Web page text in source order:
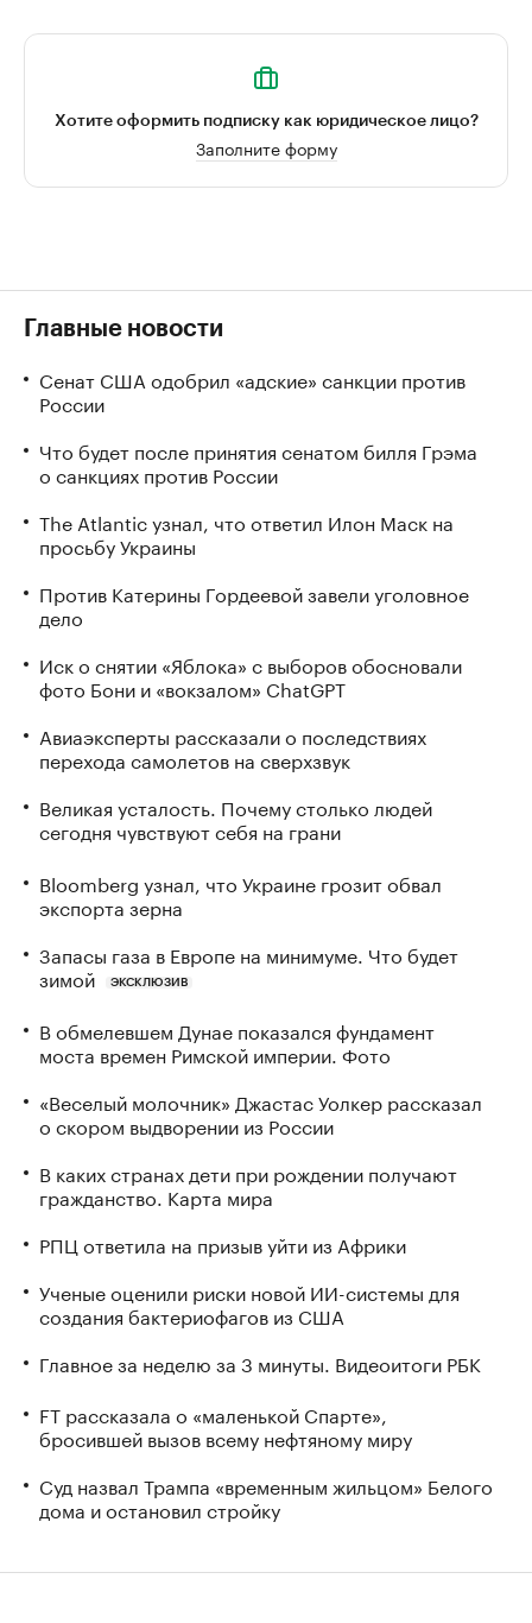
Хотите оформить подписку как юридическое лицо?
Заполните форму
Главные новости
Сенат США одобрил «адские» санкции против
России
Что будет после принятия сенатом билля Грэма
о санкциях против России
The Atlantic узнал, что ответил Илон Маск на
просьбу Украины
Против Катерины Гордеевой завели уголовное
дело
Иск о снятии «Яблока» с выборов обосновали
фото Бони и «вокзалом» ChatGPT
Авиаэксперты рассказали о последствиях
перехода самолетов на сверхзвук
Великая усталость. Почему столько людей
сегодня чувствуют себя на грани
Bloomberg узнал, что Украине грозит обвал
экспорта зерна
Запасы газа в Европе на минимуме. Что будет
зимой
ЭКСКЛЮЗИВ
В обмелевшем Дунае показался фундамент
моста времен Римской империи. Фото
«Веселый молочник» Джастас Уолкер рассказал
о скором выдворении из России
В каких странах дети при рождении получают
гражданство. Карта мира
РПЦ ответила на призыв уйти из Африки
Ученые оценили риски новой ИИ-системы для
создания бактериофагов из США
Главное за неделю за 3 минуты. Видеоитоги РБК
FT рассказала о «маленькой Спарте»,
бросившей вызов всему нефтяному миру
Суд назвал Трампа «временным жильцом» Белого
дома и остановил стройку